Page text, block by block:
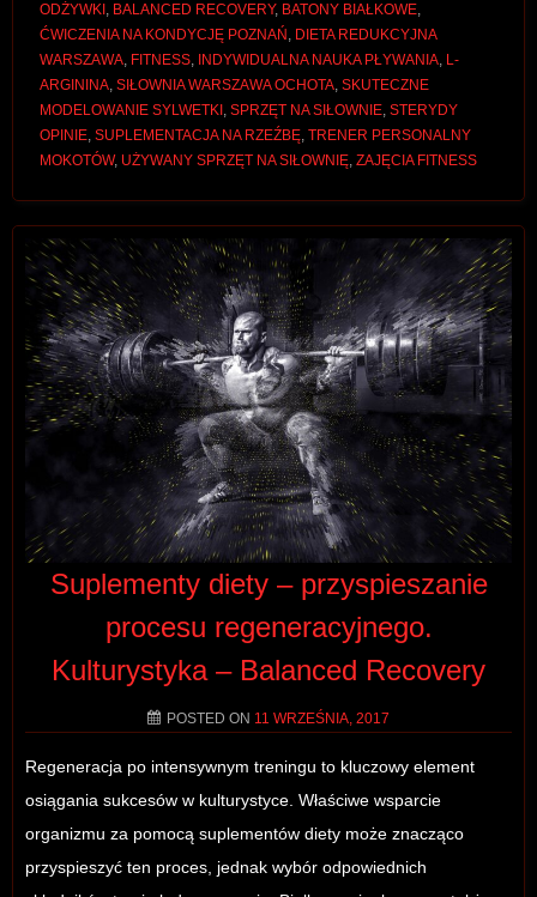
ODŻYWKI , BALANCED RECOVERY, BATONY BIAŁKOWE,
ĆWICZENIA NA KONDYCJĘ POZNAŃ , DIETA REDUKCYJNA
WARSZAWA, FITNESS, INDYWIDUALNA NAUKA PŁYWANIA, L-
ARGININA, SIŁOWNIA WARSZAWA OCHOTA, SKUTECZNE
MODELOWANIE SYLWETKI , SPRZĘT NA SIŁOWNIE, STERYDY
OPINIE, SUPLEMENTACJA NA RZEŹBĘ, TRENER PERSONALNY
MOKOTÓW, UŻYWANY SPRZĘT NA SIŁOWNIĘ, ZAJĘCIA FITNESS
Suplementy diety – przyspieszanie
procesu regeneracyjnego.
Kulturystyka – Balanced Recovery
POSTED ON 11 WRZEŚNIA, 2017
Regeneracja po intensywnym treningu to kluczowy element
osiągania sukcesów w kulturystyce. Właściwe wsparcie
organizmu za pomocą suplementów diety może znacząco
przyspieszyć ten proces, jednak wybór odpowiednich